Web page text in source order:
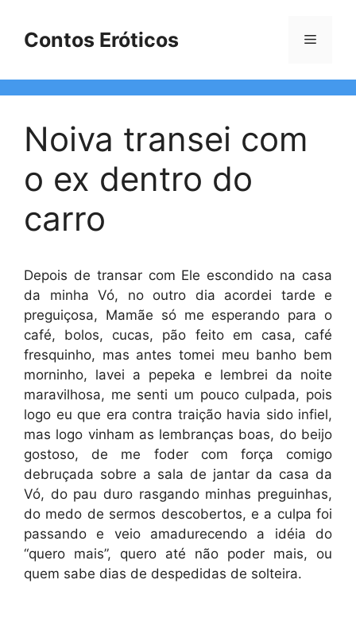
Contos Eróticos Menu
Noiva transei com
o ex dentro do
carro
Depois de transar com Ele escondido na casa
da minha Vó, no outro dia acordei tarde e
preguiçosa, Mamãe só me esperando para o
café, bolos, cucas, pão feito em casa, café
fresquinho, mas antes tomei meu banho bem
morninho, lavei a pepeka e lembrei da noite
maravilhosa, me senti um pouco culpada, pois
logo eu que era contra traição havia sido infiel,
mas logo vinham as lembranças boas, do beijo
gostoso, de me foder com força comigo
debruçada sobre a sala de jantar da casa da
Vó, do pau duro rasgando minhas preguinhas,
do medo de sermos descobertos, e a culpa foi
passando e veio amadurecendo a idéia do
“quero mais”, quero até não poder mais, ou
quem sabe dias de despedidas de solteira.